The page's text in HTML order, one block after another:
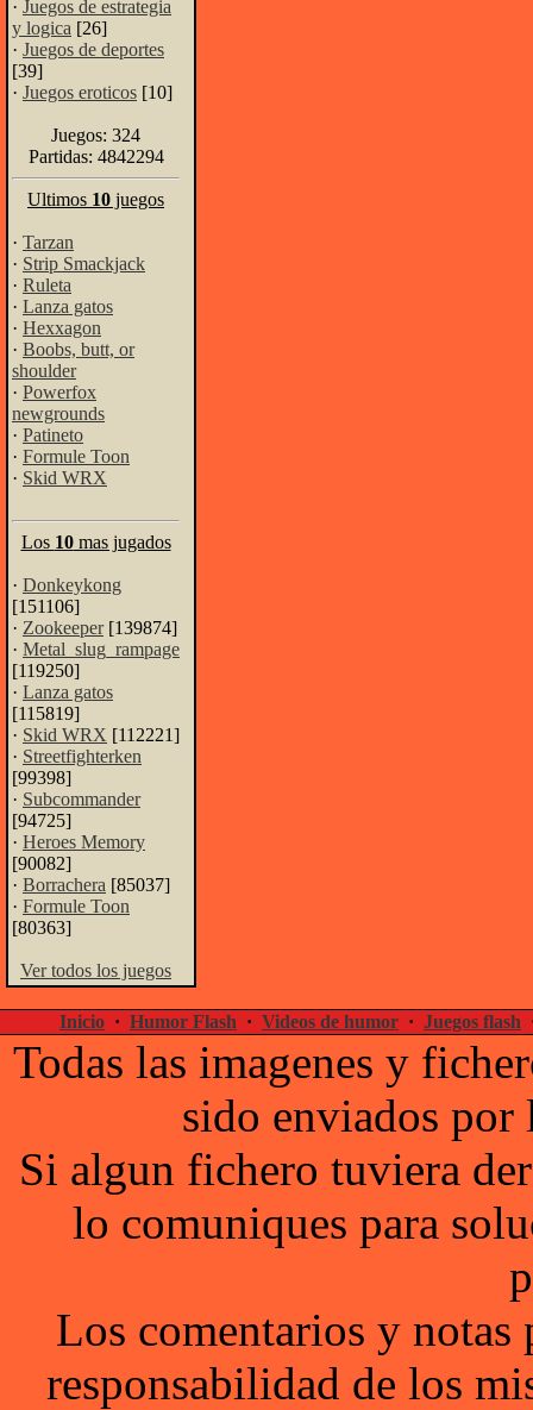
· Juegos de estrategia
y logica [26]
· Juegos de deportes
[39]
· Juegos eroticos [10]
Juegos: 324
Partidas: 4842294
Ultimos 10 juegos
· Tarzan
· Strip Smackjack
· Ruleta
· Lanza gatos
· Hexxagon
· Boobs, butt, or
shoulder
· Powerfox
newgrounds
· Patineto
· Formule Toon
· Skid WRX
Los 10mas jugados
· Donkeykong
[151106]
· Zookeeper[139874]
· Metal_slug_rampage
[119250]
· Lanza gatos
[115819]
· Skid WRX [112221]
· Streetfighterken
[99398]
· Subcommander
[94725]
· Heroes Memory
[90082]
· Borrachera [85037]
· Formule Toon
[80363]
Ver todos los juegos
Inicio · Humor Flash · Videos de humor · Juegos flash
Todas las imagenes y
sido enviados por
Si algun fichero tuviera
lo comuniques para
Los comentarios y notas
responsabilidad de los